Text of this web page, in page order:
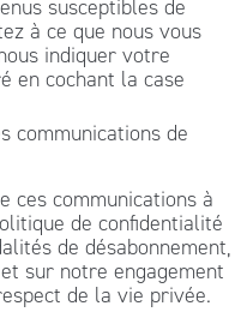
susceptibles de
à ce que nous vous
indiquer votre
en cochant la case
communications de
ces communications à
de confidentialité
de désabonnement,
sur notre engagement
de la vie privée.